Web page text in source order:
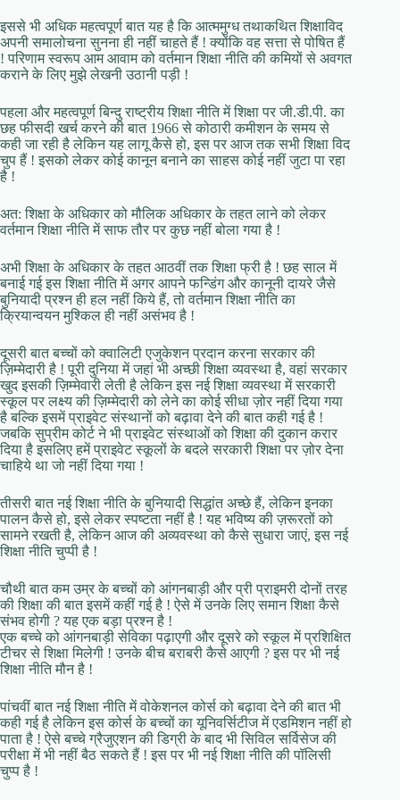
इससे भी अधिक महत्वपूर्ण बात यह है कि आत्ममुग्ध तथाकथित शिक्षाविद
अपनी समालोचना सुनना ही नहीं चाहते हैं ! क्योंकि वह सत्ता से पोषित हैं
! परिणाम स्वरूप आम आवाम को वर्तमान शिक्षा नीति की कमियों से अवगत
कराने के लिए मुझे लेखनी उठानी पड़ी !
पहला और महत्वपूर्ण बिन्दु राष्ट्रीय शिक्षा नीति में शिक्षा पर जी.डी.पी. का
छह फीसदी खर्च करने की बात 1966 से कोठारी कमीशन के समय से
कही जा रही है लेकिन यह लागू कैसे हो, इस पर आज तक सभी शिक्षा विद
चुप हैं ! इसको लेकर कोई कानून बनाने का साहस कोई नहीं जुटा पा रहा
है !
अत: शिक्षा के अधिकार को मौलिक अधिकार के तहत लाने को लेकर
वर्तमान शिक्षा नीति में साफ तौर पर कुछ नहीं बोला गया है !
अभी शिक्षा के अधिकार के तहत आठवीं तक शिक्षा फ्री है ! छह साल में
बनाई गई इस शिक्षा नीति में अगर आपने फन्डिंग और कानूनी दायरे जैसे
बुनियादी प्रश्न ही हल नहीं किये हैं, तो वर्तमान शिक्षा नीति का
क्रियान्वयन मुश्किल ही नहीं असंभव है !
दूसरी बात बच्चों को क्वालिटी एजुकेशन प्रदान करना सरकार की
ज़िम्मेदारी है ! पूरी दुनिया में जहां भी अच्छी शिक्षा व्यवस्था है, वहां सरकार
खुद इसकी ज़िम्मेवारी लेती है लेकिन इस नई शिक्षा व्यवस्था में सरकारी
स्कूल पर लक्ष्य की ज़िम्मेदारी को लेने का कोई सीधा ज़ोर नहीं दिया गया
है बल्कि इसमें प्राइवेट संस्थानों को बढ़ावा देने की बात कही गई है !
जबकि सुप्रीम कोर्ट ने भी प्राइवेट संस्थाओं को शिक्षा की दुकान करार
दिया है इसलिए हमें प्राइवेट स्कूलों के बदले सरकारी शिक्षा पर ज़ोर देना
चाहिये था जो नहीं दिया गया !
तीसरी बात नई शिक्षा नीति के बुनियादी सिद्धांत अच्छे हैं, लेकिन इनका
पालन कैसे हो, इसे लेकर स्पष्टता नहीं है ! यह भविष्य की ज़रूरतों को
सामने रखती है, लेकिन आज की अव्यवस्था को कैसे सुधारा जाएं, इस नई
शिक्षा नीति चुप्पी है !
चौथी बात कम उम्र के बच्चों को आंगनबाड़ी और प्री प्राइमरी दोनों तरह
की शिक्षा की बात इसमें कहीं गई है ! ऐसे में उनके लिए समान शिक्षा कैसे
संभव होगी ? यह एक बड़ा प्रश्न है !
एक बच्चे को आंगनबाड़ी सेविका पढ़ाएगी और दूसरे को स्कूल में प्रशिक्षित
टीचर से शिक्षा मिलेगी ! उनके बीच बराबरी कैसे आएगी ? इस पर भी नई
शिक्षा नीति मौन है !
पांचवीं बात नई शिक्षा नीति में वोकेशनल कोर्स को बढ़ावा देने की बात भी
कही गई है लेकिन इस कोर्स के बच्चों का यूनिवर्सिटीज में एडमिशन नहीं हो
पाता है ! ऐसे बच्चे ग्रैजुएशन की डिग्री के बाद भी सिविल सर्विसेज की
परीक्षा में भी नहीं बैठ सकते हैं ! इस पर भी नई शिक्षा नीति की पॉलिसी
चुप्प है !